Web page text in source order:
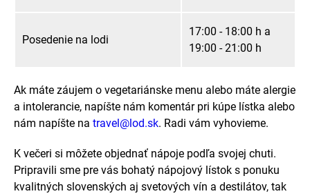
Posedenie na lodi
17:00 - 18:00 h a
19:00 - 21:00 h
Ak máte záujem o vegetariánske menu alebo máte alergie
a intolerancie, napíšte nám komentár pri kúpe lístka alebo
nám napíšte na travel@lod.sk. Radi vám vyhovieme.
K večeri si môžete objednať nápoje podľa svojej chuti.
Pripravili sme pre vás bohatý nápojový lístok s ponuku
kvalitných slovenských aj svetových vín a destilátov, tak